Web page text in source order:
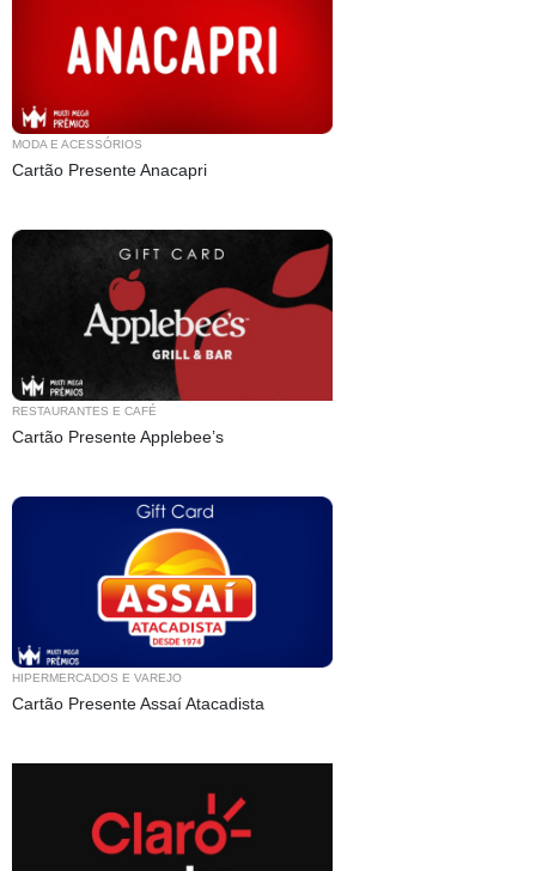
MODA E ACESSÓRIOS
Cartão Presente Anacapri
RESTAURANTES E CAFÉ
Cartão Presente Applebee’s
HIPERMERCADOS E VAREJO
Cartão Presente Assaí Atacadista